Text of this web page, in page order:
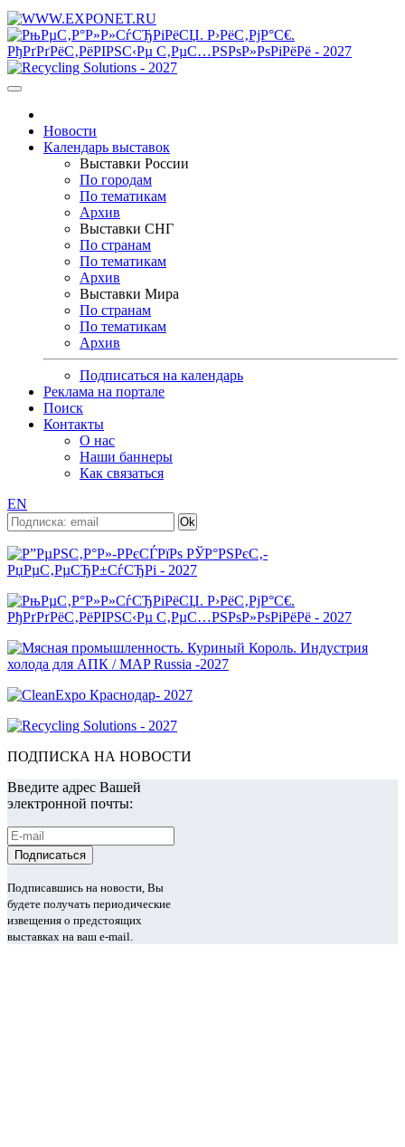
Новости
Календарь выставок
Выставки России
По городам
По тематикам
Архив
Выставки СНГ
По странам
По тематикам
Архив
Выставки Мира
По странам
По тематикам
Архив
Подписаться на календарь
Реклама на портале
Поиск
Контакты
О нас
Наши баннеры
Как связаться
EN
ПОДПИСКА НА НОВОСТИ
Введите адрес Вашей
электронной почты:
Подписавшись на новости, Вы
будете получать периодические
извещения о предстоящих
выставках на ваш e-mail.